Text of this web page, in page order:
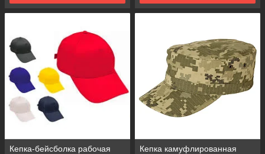
Кепка-бейсболка рабочая
Кепка камуфлированная